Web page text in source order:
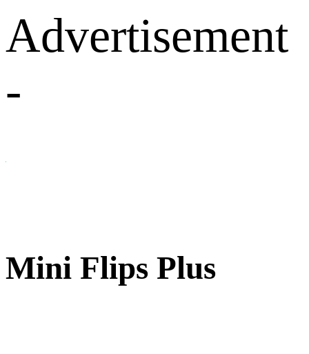
Advertisement
-
Mini Flips Plus